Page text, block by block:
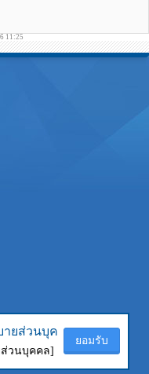
ายส่วนบุค
วนบุคคล]
ยอมรับ
11:25
ายส่วนบุค
วนบุคคล]
ยอมรับ